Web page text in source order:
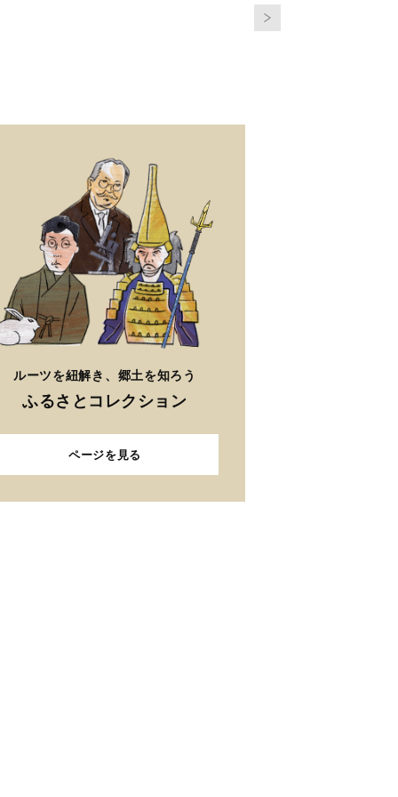
ルーツを紐解き、郷土を知ろう
ふるさとコレクション
ページを見る